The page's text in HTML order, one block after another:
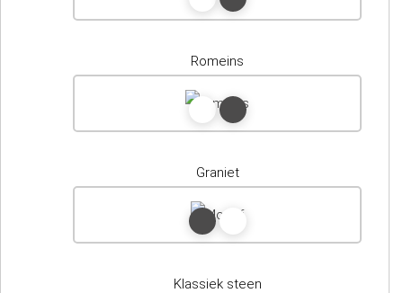
Romeins
Graniet
Klassiek steen